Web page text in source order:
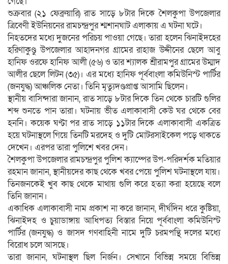
শুক্রবার (২১ ফেব্রুয়ারি) রাত সাড়ে ৮টার দিকে শৈলকুপা উপজেলার
ত্রিবেণী ইউনিয়নের রামচন্দ্রপুর শ্মশানঘাট এলাকায় এ ঘটনা ঘটে।
নিহতদের মধ্যে দুজনের পরিচয় পাওয়া গেছে। তারা হলেন ঝিনাইদহের
হরিণাকুণ্ডু উপজেলার আহাদনগর গ্রামের রাহাজ উদ্দীনের ছেলে আবু
হানিফ ওরফে হানিফ আলী (৫৬) ও তার শ্যালক শ্রীরামপুর গ্রামের উম্মাদ
আলীর ছেলে লিটন (৩৫)। এর মধ্যে হানিফ পূর্ববাংলা কমিউনিস্ট পার্টির
(জনযুদ্ধ) আঞ্চলিক নেতা। তিনি মৃত্যুদণ্ডপ্রাপ্ত আসামি ছিলেন।
স্থানীয় বাসিন্দারা জানান, রাত সাড়ে ৮টার দিকে তিন থেকে চারটি গুলির
শব্দ শুনতে পান তারা। ঘটনায় ভীত এলাকাবাসী কেউ ঘর থেকে বের
হননি। কয়েক ঘণ্টা পর রাত সাড়ে ১১টার দিকে এলাকাবাসী একত্রিত
হয়ে ঘটনাস্থলে গিয়ে তিনটি মরদেহ ও দুটি মোটরসাইকেল পড়ে থাকতে
দেখেন। এরপর তারা পুলিশে খবর দেন।
শৈলকুপা উপজেলার রামচন্দ্রপুর পুলিশ ক্যাম্পের উপ-পরিদর্শক মতিয়ার
রহমান জানান, স্থানীয়দের কাছ থেকে খবর পেয়ে পুলিশ ঘটনাস্থলে যায়।
তিনজনকেই খুব কাছ থেকে মাথায় গুলি করে হত্যা করা হয়েছে বলে
তিনি জানান।
একাধিক এলাকাবাসী নাম প্রকাশ না করে জানান, দীর্ঘদিন ধরে কুষ্টিয়া,
ঝিনাইদহ ও চুয়াডাঙ্গায় আধিপত্য বিস্তার নিয়ে পূর্ববাংলা কমিউনিস্ট
পার্টির (জনযুদ্ধ) ও জাসদ গণবাহিনী নামে দুটি চরমপন্থি দলের মধ্যে
বিরোধ চলে আসছে।
তারা জানান, ঘটনাস্থল ছিল নির্জন। সেখানে বিভিন্ন সময়ে বিভিন্ন